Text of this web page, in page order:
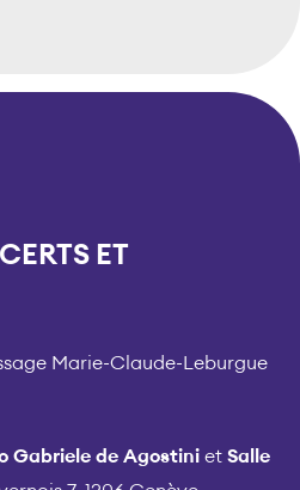
ET
Marie-Claude-Leburgue
Gabriele de Agostini et Salle